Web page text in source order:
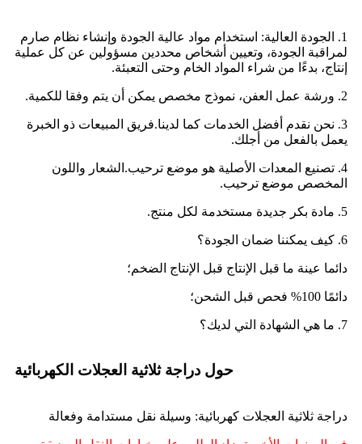
1. الجودة العالية: استخدام مواد عالية الجودة وإنشاء نظام صارم
لمراقبة الجودة، وتعيين أشخاص محددين مسؤولين عن كل عملية
إنتاج، بدءًا من شراء المواد الخام وحتى التعبئة.
2. ورشة عمل العفن، نموذج مخصص يمكن أن يتم وفقا للكمية.
3. نحن نقدم أفضل الخدمات كما لدينا.فريق المبيعات ذو الخبرة
يعمل بالفعل من أجلك.
4. تصنيع المعدات الأصلية هو موضع ترحيب.الشعار واللون
المخصص موضع ترحيب.
5. مادة بكر جديدة مستخدمة لكل منتج.
6. كيف يمكننا ضمان الجودة؟
دائما عينة ما قبل الإنتاج قبل الإنتاج الضخم؛
دائمًا 100% فحص قبل الشحن؛
7. ما هي الشهادة التي لديك؟
حول دراجة ثلاثية العجلات الكهربائية
دراجة ثلاثية العجلات كهربائية: وسيلة نقل مستدامة وفعالة